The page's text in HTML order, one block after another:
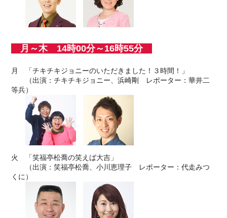
月～木 14時00分～16時55分
月 「チキチキジョニーのいただきました！３時間！」
（出演：チキチキジョニー、浜崎剛 レポーター：華井二
等兵）
火 「笑福亭松喬の笑えば大吉」
（出演：笑福亭松喬、小川恵理子 レポーター：代走みつ
くに）